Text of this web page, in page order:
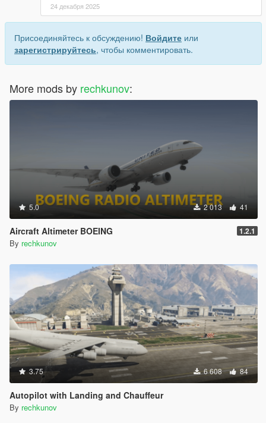
24 декабря 2025
Присоединяйтесь к обсуждению! Войдите или
зарегистрируйтесь, чтобы комментировать.
More mods by rechkunov:
5.0 2 013 41
Aircraft Altimeter BOEING 1.2.1
By rechkunov
3.75 6 608 84
Autopilot with Landing and Chauffeur
By rechkunov